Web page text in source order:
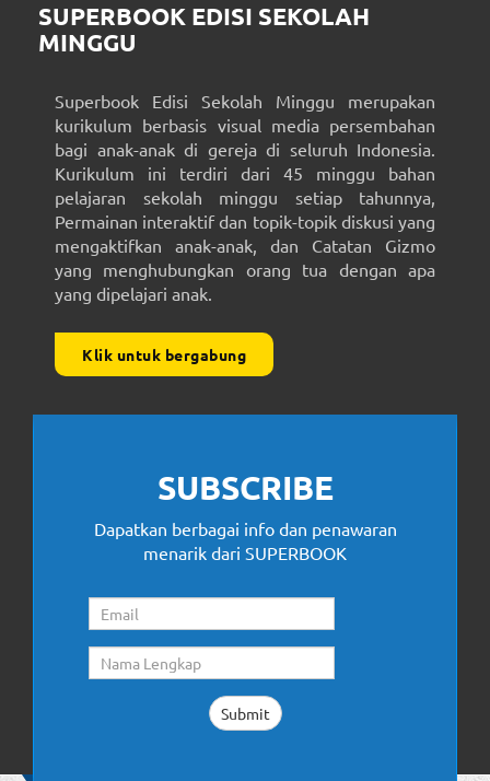
SUPERBOOK EDISI SEKOLAH
MINGGU
Superbook Edisi Sekolah Minggu merupakan
kurikulum berbasis visual media persembahan
bagi anak-anak di gereja di seluruh Indonesia.
Kurikulum ini terdiri dari 45 minggu bahan
pelajaran sekolah minggu setiap tahunnya,
Permainan interaktif dan topik-topik diskusi yang
mengaktifkan anak-anak, dan Catatan Gizmo
yang menghubungkan orang tua dengan apa
yang dipelajari anak.
Klik untuk bergabung
SUBSCRIBE
Dapatkan berbagai info dan penawaran
menarik dari SUPERBOOK